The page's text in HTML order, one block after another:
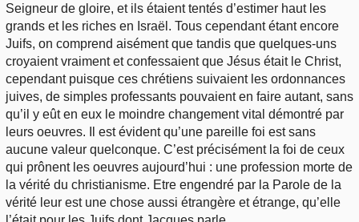
Seigneur de gloire, et ils étaient tentés d’estimer haut les
grands et les riches en Israël. Tous cependant étant encore
Juifs, on comprend aisément que tandis que quelques-uns
croyaient vraiment et confessaient que Jésus était le Christ,
cependant puisque ces chrétiens suivaient les ordonnances
juives, de simples professants pouvaient en faire autant, sans
qu’il y eût en eux le moindre changement vital démontré par
leurs oeuvres. Il est évident qu’une pareille foi est sans
aucune valeur quelconque. C’est précisément la foi de ceux
qui prônent les oeuvres aujourd’hui : une profession morte de
la vérité du christianisme. Etre engendré par la Parole de la
vérité leur est une chose aussi étrangère et étrange, qu’elle